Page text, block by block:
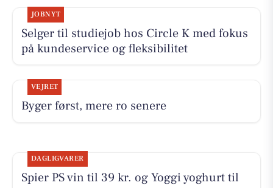
JOBNYT
Selger til studiejob hos Circle K med fokus
på kundeservice og fleksibilitet
VEJRET
Byger først, mere ro senere
DAGLIGVARER
Spier PS vin til 39 kr. og Yoggi yoghurt til